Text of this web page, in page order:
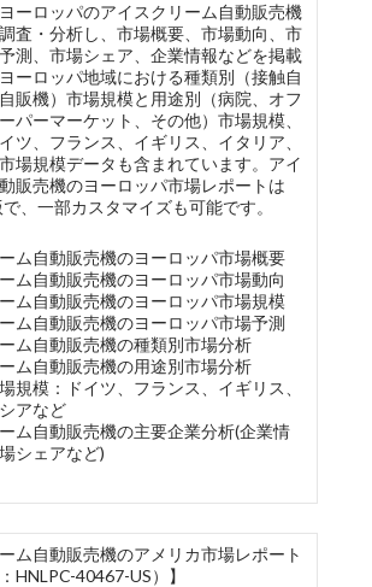
ーロッパのアイスクリーム自動販売機
査・分析し、市場概要、市場動向、市
測、市場シェア、企業情報などを掲載
ーロッパ地域における種類別（接触自
販機）市場規模と用途別（病院、オフ
パーマーケット、その他）市場規模、
ツ、フランス、イギリス、イタリア、
場規模データも含まれています。アイ
販売機のヨーロッパ市場レポートは
、一部カスタマイズも可能です。
ム自動販売機のヨーロッパ市場概要
ム自動販売機のヨーロッパ市場動向
ム自動販売機のヨーロッパ市場規模
ム自動販売機のヨーロッパ市場予測
ム自動販売機の種類別市場分析
ム自動販売機の用途別市場分析
規模：ドイツ、フランス、イギリス、
アなど
ム自動販売機の主要企業分析(企業情
シェアなど)
ーム自動販売機のアメリカ市場レポート
HNLPC-40467-US）】